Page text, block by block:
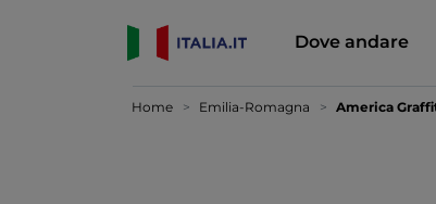
Dove andare
Home Emilia-Romagna America